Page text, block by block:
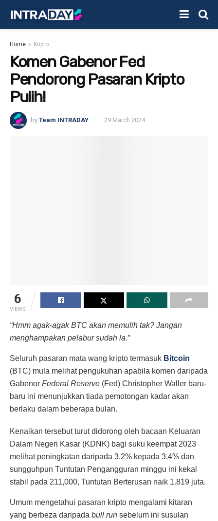
Home Kripto
Komen Gabenor Fed
Pendorong Pasaran Kripto
Pulih!
by Team INTRADAY 29 March 2024
6
VIEWS
“Hmm agak-agak BTC akan memulih tak? Jangan
menghampakan pelabur sudah la.”
Seluruh pasaran mata wang kripto termasuk Bitcoin
(BTC) mula melihat pengukuhan apabila komen daripada
Gabenor Federal Reserve (Fed) Christopher Waller baru-
baru ini menunjukkan tiada pemotongan kadar akan
berlaku dalam beberapa bulan.
Kenaikan tersebut turut didorong oleh bacaan Keluaran
Dalam Negeri Kasar (KDNK) bagi suku keempat 2023
melihat peningkatan daripada 3.2% kepada 3.4% dan
sungguhpun Tuntutan Pengangguran minggu ini kekal
stabil pada 211,000, Tuntutan Berterusan naik 1.819 juta.
Umum mengetahui pasaran kripto mengalami kitaran
yang berbeza daripada bull run sebelum ini susulan